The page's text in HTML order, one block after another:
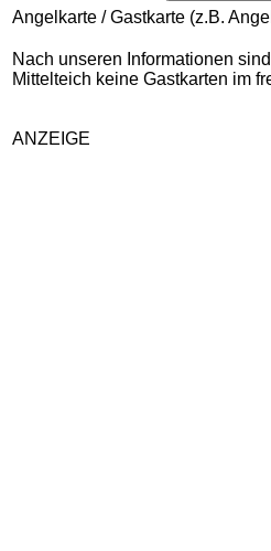
Angelkarte / Gastkarte (z.B.
Nach unseren Informationen
Mittelteich keine Gastkarten im
ANZEIGE